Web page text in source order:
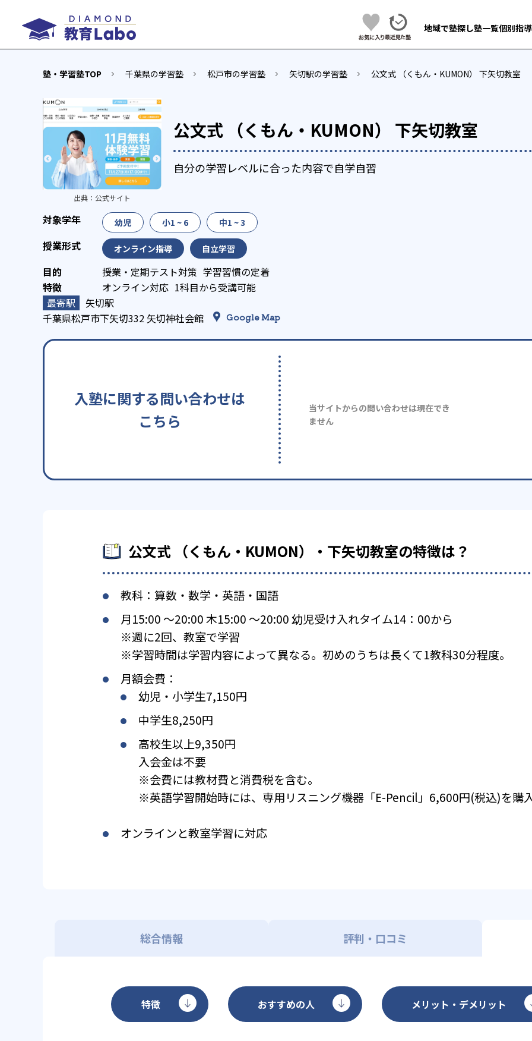
地域で塾探し塾一覧個別指
塾・学習塾TOP 千葉県の学習塾 松戸市の学習塾 矢切駅の学習塾 公文式 （くもん・KUMON） 下矢切教室
公文式 （くもん・KUMON） 下矢切教室
自分の学習レベルに合った内容で自学自習
出典： 公式サイト
幼児 小1 ~ 6 中1 ~ 3
オンライン指導 自立学習
授業・定期テスト対策 学習習慣の定着
オンライン対応 1科目から受講可能
矢切駅
千葉県松戸市下矢切332 矢切神社会館
Google Map
入塾に関する問い合わせは
こちら
当サイトからの問い合わせは現在でき
ません
公文式 （くもん・KUMON）・下矢切教室の特徴は？
教科：算数・数学・英語・国語
月15:00 〜20:00 木15:00 〜20:00 幼児受け入れタイム14：00から
※週に2回、教室で学習
※学習時間は学習内容によって異なる。初めのうちは長くて1教科30分程度。
月額会費：
幼児・小学生7,150円
中学生8,250円
高校生以上9,350円
入会金は不要
※会費には教材費と消費税を含む。
※英語学習開始時には、専用リスニング機器「E-Pencil」6,600円(税込)を購
オンラインと教室学習に対応
総合情報 評判・口コミ
特徴 おすすめの人 メリット・デメリット